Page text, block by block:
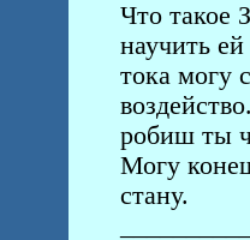
Что такое
научить
тока могу
робиш ты
Могу
стану.